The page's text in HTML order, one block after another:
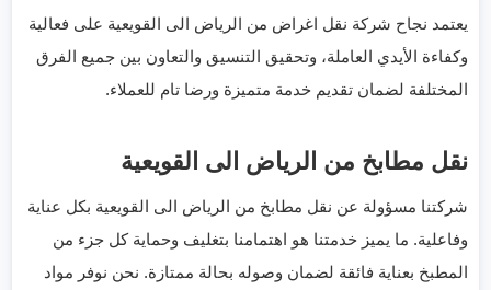
يعتمد نجاح شركة نقل اغراض من الرياض الى القويعية على فعالية
وكفاءة الأيدي العاملة، وتحقيق التنسيق والتعاون بين جميع الفرق
المختلفة لضمان تقديم خدمة متميزة ورضا تام للعملاء.
نقل مطابخ من الرياض الى القويعية
شركتنا مسؤولة عن نقل مطابخ من الرياض الى القويعية بكل عناية
وفاعلية. ما يميز خدمتنا هو اهتمامنا بتغليف وحماية كل جزء من
المطبخ بعناية فائقة لضمان وصوله بحالة ممتازة. نحن نوفر مواد